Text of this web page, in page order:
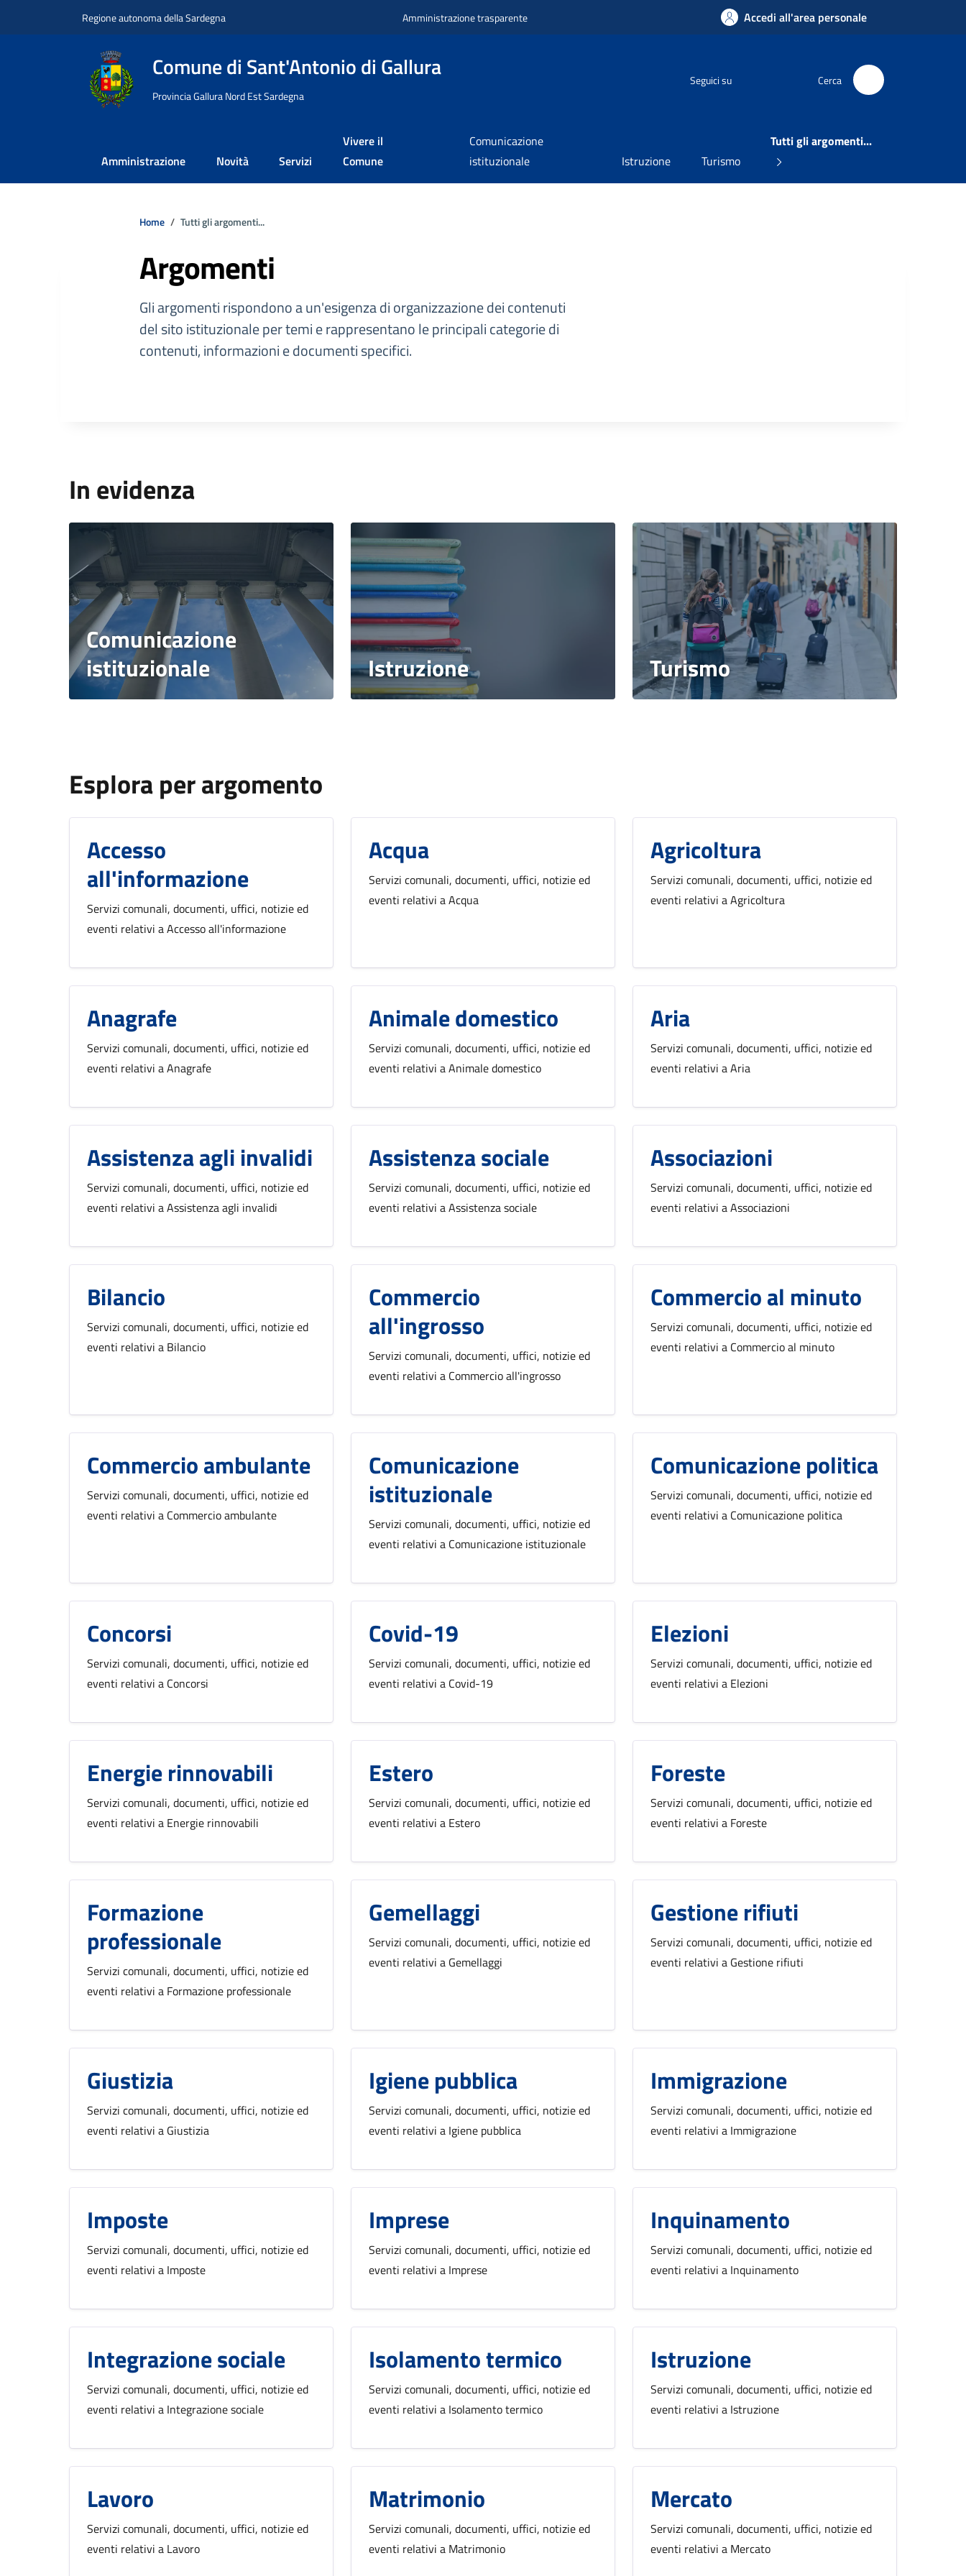
Regione autonoma della Sardegna Amministrazione trasparente Accedi all'area personale
Comune di Sant'Antonio di Gallura
Provincia Gallura Nord Est Sardegna
Seguici su Cerca
Amministrazione Novità Servizi
Vivere il
Comune
Comunicazione
istituzionale
Istruzione Turismo
Tutti gli argomenti...
Home Tutti gli argomenti...
Argomenti
Gli argomenti rispondono a un'esigenza di organizzazione dei contenuti
del sito istituzionale per temi e rappresentano le principali categorie di
contenuti, informazioni e documenti specifici.
In evidenza
Comunicazione
istituzionale
Istruzione Turismo
Esplora per argomento
Accesso
all'informazione
Servizi comunali, documenti, uffici, notizie ed
eventi relativi a Accesso all'informazione
Acqua
Servizi comunali, documenti, uffici, notizie ed
eventi relativi a Acqua
Agricoltura
Servizi comunali, documenti, uffici, notizie ed
eventi relativi a Agricoltura
Anagrafe
Servizi comunali, documenti, uffici, notizie ed
eventi relativi a Anagrafe
Animale domestico
Servizi comunali, documenti, uffici, notizie ed
eventi relativi a Animale domestico
Aria
Servizi comunali, documenti, uffici, notizie ed
eventi relativi a Aria
Assistenza agli invalidi
Servizi comunali, documenti, uffici, notizie ed
eventi relativi a Assistenza agli invalidi
Assistenza sociale
Servizi comunali, documenti, uffici, notizie ed
eventi relativi a Assistenza sociale
Associazioni
Servizi comunali, documenti, uffici, notizie ed
eventi relativi a Associazioni
Bilancio
Servizi comunali, documenti, uffici, notizie ed
eventi relativi a Bilancio
Commercio
all'ingrosso
Servizi comunali, documenti, uffici, notizie ed
eventi relativi a Commercio all'ingrosso
Commercio al minuto
Servizi comunali, documenti, uffici, notizie ed
eventi relativi a Commercio al minuto
Commercio ambulante
Servizi comunali, documenti, uffici, notizie ed
eventi relativi a Commercio ambulante
Comunicazione
istituzionale
Servizi comunali, documenti, uffici, notizie ed
eventi relativi a Comunicazione istituzionale
Comunicazione politica
Servizi comunali, documenti, uffici, notizie ed
eventi relativi a Comunicazione politica
Concorsi
Servizi comunali, documenti, uffici, notizie ed
eventi relativi a Concorsi
Covid-19
Servizi comunali, documenti, uffici, notizie ed
eventi relativi a Covid-19
Elezioni
Servizi comunali, documenti, uffici, notizie ed
eventi relativi a Elezioni
Energie rinnovabili
Servizi comunali, documenti, uffici, notizie ed
eventi relativi a Energie rinnovabili
Estero
Servizi comunali, documenti, uffici, notizie ed
eventi relativi a Estero
Foreste
Servizi comunali, documenti, uffici, notizie ed
eventi relativi a Foreste
Formazione
professionale
Servizi comunali, documenti, uffici, notizie ed
eventi relativi a Formazione professionale
Gemellaggi
Servizi comunali, documenti, uffici, notizie ed
eventi relativi a Gemellaggi
Gestione rifiuti
Servizi comunali, documenti, uffici, notizie ed
eventi relativi a Gestione rifiuti
Giustizia
Servizi comunali, documenti, uffici, notizie ed
eventi relativi a Giustizia
Igiene pubblica
Servizi comunali, documenti, uffici, notizie ed
eventi relativi a Igiene pubblica
Immigrazione
Servizi comunali, documenti, uffici, notizie ed
eventi relativi a Immigrazione
Imposte
Servizi comunali, documenti, uffici, notizie ed
eventi relativi a Imposte
Imprese
Servizi comunali, documenti, uffici, notizie ed
eventi relativi a Imprese
Inquinamento
Servizi comunali, documenti, uffici, notizie ed
eventi relativi a Inquinamento
Integrazione sociale
Servizi comunali, documenti, uffici, notizie ed
eventi relativi a Integrazione sociale
Isolamento termico
Servizi comunali, documenti, uffici, notizie ed
eventi relativi a Isolamento termico
Istruzione
Servizi comunali, documenti, uffici, notizie ed
eventi relativi a Istruzione
Lavoro
Servizi comunali, documenti, uffici, notizie ed
eventi relativi a Lavoro
Matrimonio
Servizi comunali, documenti, uffici, notizie ed
eventi relativi a Matrimonio
Mercato
Servizi comunali, documenti, uffici, notizie ed
eventi relativi a Mercato